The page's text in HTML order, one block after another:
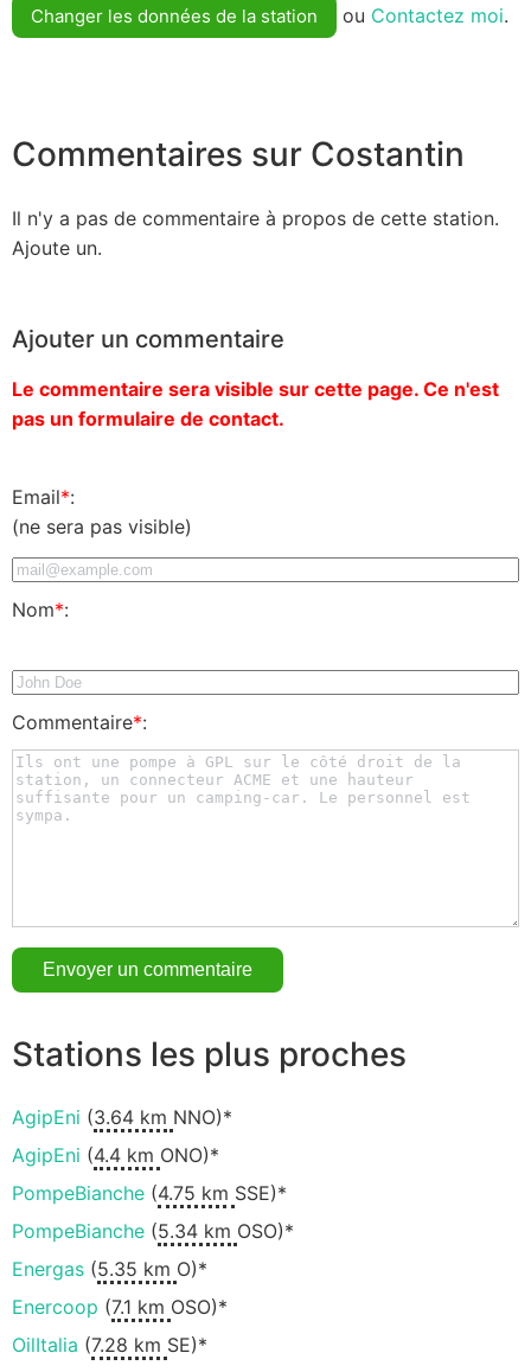
Changer les données de la station ou Contactez moi.
Commentaires sur Costantin
Il n'y a pas de commentaire à propos de cette station.
Ajoute un.
Ajouter un commentaire
Le commentaire sera visible sur cette page. Ce n'est
pas un formulaire de contact.
Email*:
(ne sera pas visible)
Nom*:
Commentaire*:
Stations les plus proches
AgipEni (3.64 km NNO)*
AgipEni (4.4 km ONO)*
PompeBianche (4.75 km SSE)*
PompeBianche (5.34 km OSO)*
Energas (5.35 km O)*
Enercoop (7.1 km OSO)*
OilItalia (7.28 km SE)*